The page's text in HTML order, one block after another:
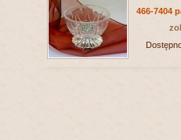
466-7404